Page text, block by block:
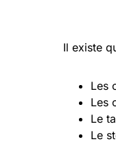
Il existe
Les
Les
Le
Le